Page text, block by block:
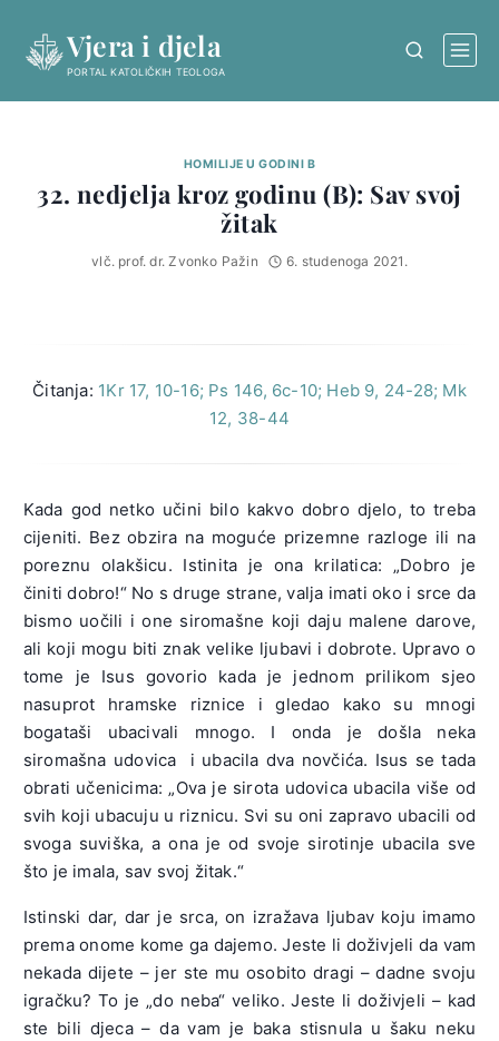
content
Vjera i djela
PORTAL KATOLIČKIH TEOLOGA
HOMILIJE U GODINI B
32. nedjelja kroz godinu (B): Sav svoj
žitak
vlč. prof. dr. Zvonko Pažin 6. studenoga 2021.
Čitanja: 1Kr 17, 10-16; Ps 146, 6c-10; Heb 9, 24-28; Mk
12, 38-44
Kada god netko učini bilo kakvo dobro djelo, to treba
cijeniti. Bez obzira na moguće prizemne razloge ili na
poreznu olakšicu. Istinita je ona krilatica: „Dobro je
činiti dobro!“ No s druge strane, valja imati oko i srce da
bismo uočili i one siromašne koji daju malene darove,
ali koji mogu biti znak velike ljubavi i dobrote. Upravo o
tome je Isus govorio kada je jednom prilikom sjeo
nasuprot hramske riznice i gledao kako su mnogi
bogataši ubacivali mnogo. I onda je došla neka
siromašna udovica i ubacila dva novčića. Isus se tada
obrati učenicima: „Ova je sirota udovica ubacila više od
svih koji ubacuju u riznicu. Svi su oni zapravo ubacili od
svoga suviška, a ona je od svoje sirotinje ubacila sve
što je imala, sav svoj žitak.“
Istinski dar, dar je srca, on izražava ljubav koju imamo
prema onome kome ga dajemo. Jeste li doživjeli da vam
nekada dijete – jer ste mu osobito dragi – dadne svoju
igračku? To je „do neba“ veliko. Jeste li doživjeli – kad
ste bili djeca – da vam je baka stisnula u šaku neku